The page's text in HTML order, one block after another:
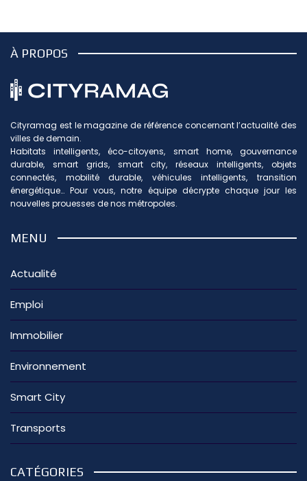
À PROPOS
Cityramag est le magazine de référence concernant l’actualité des
villes de demain.
Habitats intelligents, éco-citoyens, smart home, gouvernance
durable, smart grids, smart city, réseaux intelligents, objets
connectés, mobilité durable, véhicules intelligents, transition
énergétique… Pour vous, notre équipe décrypte chaque jour les
nouvelles prouesses de nos métropoles.
MENU
Actualité
Emploi
Immobilier
Environnement
Smart City
Transports
CATÉGORIES